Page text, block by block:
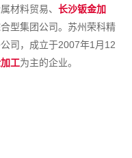
材料贸易、长沙钣金加
型集团公司。苏州荣科精
司，成立于2007年1月12
工为主的企业。